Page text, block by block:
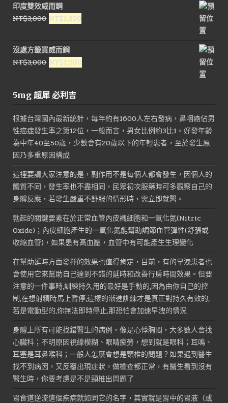
印度雙效威而鋼
NT$3,000 原
價
格：
NT$3,000。
NT$1,800
價
格：
NT$1,800。
沒處方籤買威而鋼
NT$3,000 原
格：
NT$1,600
5mg 超犀 必利吉
根據台灣國內最新統計，每年約有1600人左右發病，鼻咽癌佔男
性癌症發生率之第12位，一般而言，男女比例約3比1。好發年齡
為中年40至50歲，少數會有20歲以下的年輕患者，至於發生原
因乃多重原因構成
這裡要請大家注意的是，副作用不是每個人都會發生，因個人的
體質不同，發生率也不盡相同，民眾初次服藥時可多觀察自己的
身體反應，若發生嚴重不舒服的情形時，需立即就醫。
勃起的關鍵要素在於正常血管內皮襯細胞和一氧化氮(Nitric
Oxide)；內皮細胞產生的一氧化氮能幫助調節血管彈性(舒張或
收縮血管)，如果患有高血壓，血管中有可能產生生理變化
在幫助延時方面發揮的效果也值得肯定，目前，有的早洩患者也
會使用它來幫助自己達到不錯的延時和改善行房時間效果。但要
注意的一件事時,訓練持久用的最好是手動的,因為由你自己的控
制,在想射精時馬上暫停,這樣的漸進訓練才是真正對持久有效的,
若是電動型的,你無法即時停止,那恐怕會加速早洩的情況
身體上所有可能找錯醫生的病例，像是心悸胸悶，大多數人會找
心臟科；不明原因視線模糊、眼睛疲勞，想到就是眼科；耳鳴、
耳塞是耳鼻喉科；一般人怎麼會想是頸椎的問題？如果遇到醫生
找不到病因，又反覆出現症狀，做檢查都正常，有醫生看到沒有
醫生時，你要考慮是不是頸椎出問題了
胃食道逆流這個疾病就如同它的名字，其實就是胃中的胃液（或